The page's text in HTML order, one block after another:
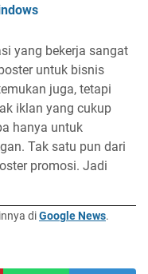
yang bekerja sangat
untuk bisnis
juga, tetapi
iklan yang cukup
hanya untuk
Tak satu pun dari
promosi. Jadi
diGoogle News.